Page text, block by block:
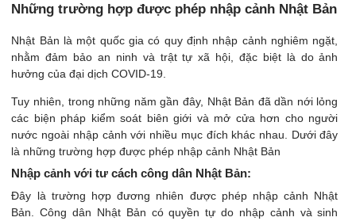
Những trường hợp được phép nhập cảnh Nhật Bản
Nhật Bản là một quốc gia có quy định nhập cảnh nghiêm ngặt,
nhằm đảm bảo an ninh và trật tự xã hội, đặc biệt là do ảnh
hưởng của đại dịch COVID-19.
Tuy nhiên, trong những năm gần đây, Nhật Bản đã dần nới lỏng
các biện pháp kiểm soát biên giới và mở cửa hơn cho người
nước ngoài nhập cảnh với nhiều mục đích khác nhau. Dưới đây
là những trường hợp được phép nhập cảnh Nhật Bản
Nhập cảnh với tư cách công dân Nhật Bản:
Đây là trường hợp đương nhiên được phép nhập cảnh Nhật
Bản. Công dân Nhật Bản có quyền tự do nhập cảnh và sinh